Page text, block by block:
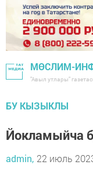
МӨСЛИМ-
"Авыл утлары"
БУ КЫЗЫКЛЫ
Йокламыйча
admin, 22 июль